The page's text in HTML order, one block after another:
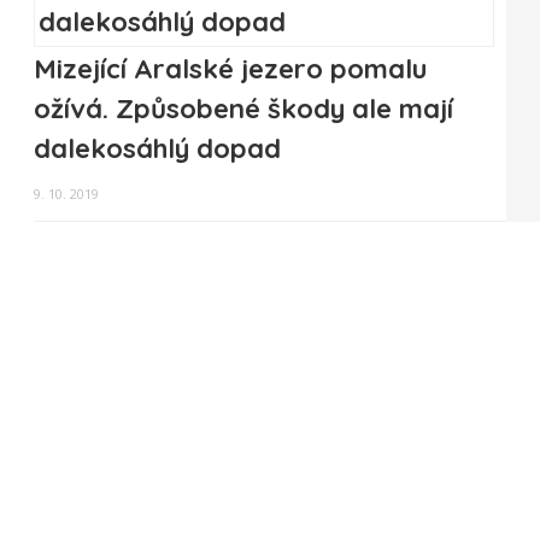
Mizející Aralské jezero pomalu
ožívá. Způsobené škody ale mají
dalekosáhlý dopad
9. 10. 2019